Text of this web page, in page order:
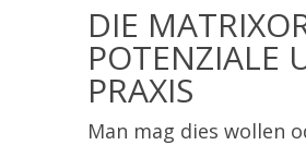
DIE
POTENZIALE
PRAXIS
Man mag dies wollen